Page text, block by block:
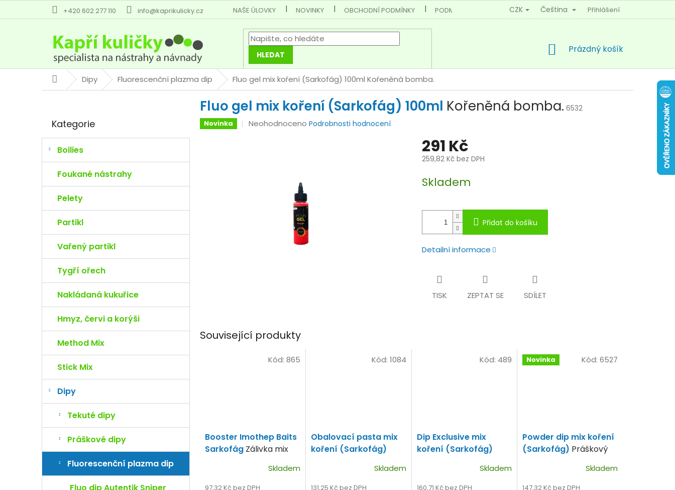
+420 602 277 110 info@kaprikulicky.cz NAŠE ÚLOVKY NOVINKY OBCHODNÍ PODMÍNKY PODMÍNKY OCHRANY OSOBNÍCH ÚDAJŮ KONTAKTY
CZK Čeština Přihlášení
HLEDAT
NÁKUPNÍ
Prázdný košík
DomůDipy Fluorescenční plazma dip Fluo gel mix koření (Sarkofág) 100ml Kořeněná bomba.
r
n
í
l
kategorie
Kategorie
Boilies
Foukané nástrahy
Pelety
Partikl
Vařený partikl
Tygří ořech
Nakládaná kukuřice
Hmyz, červi a korýši
Method Mix
Stick Mix
Dipy
Tekuté dipy
Práškové dipy
Fluorescenční plazma dip
Fluo gel mix koření (Sarkofág) 100ml Kořeněná bomba. 6532
Novinka
Průměrné
Neohodnoceno Podrobnosti hodnocení
291 Kč
259,82 Kč bez DPH
cena:
Skladem
Přidat do košíku
Detailní informace
TISK ZEPTAT SE SDÍLET
Související produkty
Booster Imothep Baits
Sarkofág Zálivka mix
Skladem
97,32 Kč bez DPH
Kód: 865
Obalovací pasta mix
koření (Sarkofág)
Skladem
131,25 Kč bez DPH
Kód: 1084
Dip Exclusive mix
koření (Sarkofág)
Skladem
160,71 Kč bez DPH
Kód: 489 Novinka
Powder dip mix koření
(Sarkofág) Práškový
Skladem
147,32 Kč bez DPH
Kód: 6527